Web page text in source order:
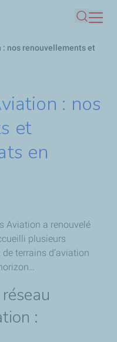
nos renouvellements et
: nos
et
en
Aviation a renouvelé
plusieurs
terrains d’aviation
: